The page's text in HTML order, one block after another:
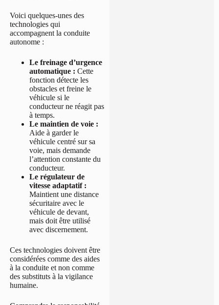
Voici quelques-unes des
technologies qui
accompagnent la conduite
autonome :
Le freinage d’urgence
automatique : Cette
fonction détecte les
obstacles et freine le
véhicule si le
conducteur ne réagit pas
à temps.
Le maintien de voie :
Aide à garder le
véhicule centré sur sa
voie, mais demande
l’attention constante du
conducteur.
Le régulateur de
vitesse adaptatif :
Maintient une distance
sécuritaire avec le
véhicule de devant,
mais doit être utilisé
avec discernement.
Ces technologies doivent être
considérées comme des aides
à la conduite et non comme
des substituts à la vigilance
humaine.